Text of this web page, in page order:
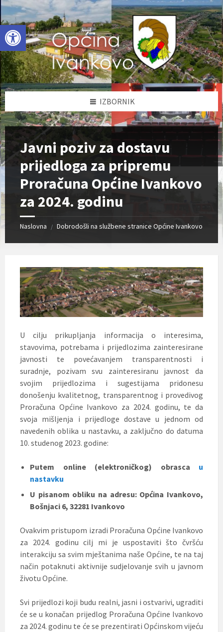
Open toolbar
Skip
to
content
Skip
to
left
sidebar
Skip
to
footer
IZBORNIK
Javni poziv za dostavu
prijedloga za pripremu
Proračuna Općine Ivankovo
za 2024. godinu
Naslovna / Dobrodošli na službene stranice Općine Ivankovo
U cilju prikupljanja informacija o interesima,
stavovima, potrebama i prijedlozima zainteresirane
javnosti te povećavanjem transparentnosti i
suradnje, pozivam svu zainteresiranu javnost da
svojim prijedlozima i sugestijama pridonesu
donošenju kvalitetnog, transparentnog i provedivog
Proračuna Općine Ivankovo za 2024. godinu, te da
svoja mišljenja i prijedloge dostave u jednom od
navedenih oblika u nastavku, a zaključno do datuma
10. studenog 2023. godine:
Putem online (elektroničkog) obrasca u
nastavku
U pisanom obliku na adresu: Općina Ivankovo,
Bošnjaci 6, 32281 Ivankovo
Ovakvim pristupom izradi Proračuna Općine Ivankovo
za 2024. godinu cilj mi je uspostaviti što čvršću
interakciju sa svim mještanima naše Općine, te na taj
način potaknuti aktivnije sudjelovanje svih u javnom
životu Općine.
Svi prijedlozi koji budu realni, jasni i ostvarivi, ugraditi
će se u konačan prijedlog Proračuna Općine Ivankovo
za 2024. godinu te će se prezentirati Općinskom vijeću